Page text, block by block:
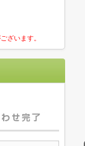
ざいます。